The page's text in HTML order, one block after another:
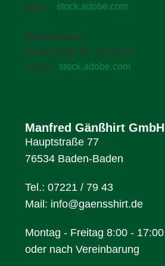
„gupi – stock.adobe.com„
glasbausteine
Stock-Image-ID: 3135753
„Jana – stock.adobe.com„
Manfred Gänßhirt GmbH
Hauptstraße 77
76534 Baden-Baden
Tel.: 07221 / 79 43
Mail: info@gaensshirt.de
Montag - Freitag 8:00 - 17:00
oder nach Vereinbarung